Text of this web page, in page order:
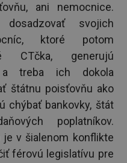
ani nemocnice.
svojich
ktoré potom
CTčka, generujú
a treba ich dokola
štátnu poisťovňu ako
chýbať bankovky, štát
poplatníkov.
v šialenom konflikte
férovú legislatívu pre